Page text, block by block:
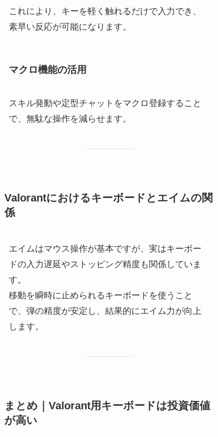
これにより、キーを軽く触れるだけで入力でき、
素早い反応が可能になります。
マクロ機能の活用
スキル発動や定型チャットをマクロ登録すること
で、無駄な操作を減らせます。
Valorantにおけるキーボードとエイムの関
係
エイムはマウス操作が基本ですが、実はキーボー
ドの入力遅延やストッピング精度も関係していま
す。
移動を瞬時に止められるキーボードを使うこと
で、弾の精度が安定し、結果的にエイム力が向上
します。
まとめ｜Valorant用キーボードは投資価値
が高い